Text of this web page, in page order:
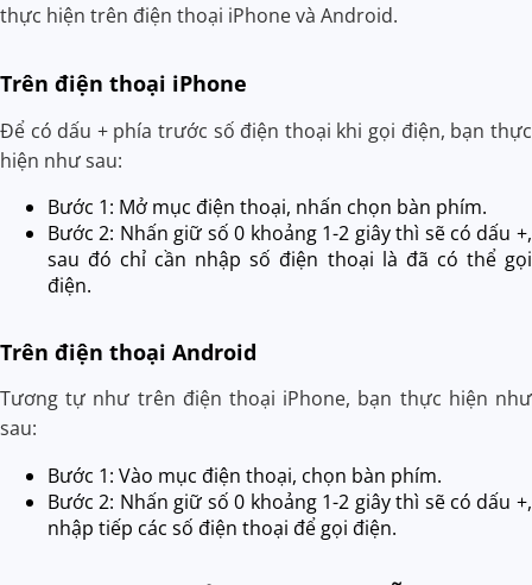
thực hiện trên điện thoại iPhone và Android.
Trên điện thoại iPhone
Để có dấu + phía trước số điện thoại khi gọi điện, bạn thực
hiện như sau:
Bước 1: Mở mục điện thoại, nhấn chọn bàn phím.
Bước 2: Nhấn giữ số 0 khoảng 1-2 giây thì sẽ có dấu +,
sau đó chỉ cần nhập số điện thoại là đã có thể gọi
điện.
Trên điện thoại Android
Tương tự như trên điện thoại iPhone, bạn thực hiện như
sau:
Bước 1: Vào mục điện thoại, chọn bàn phím.
Bước 2: Nhấn giữ số 0 khoảng 1-2 giây thì sẽ có dấu +,
nhập tiếp các số điện thoại để gọi điện.